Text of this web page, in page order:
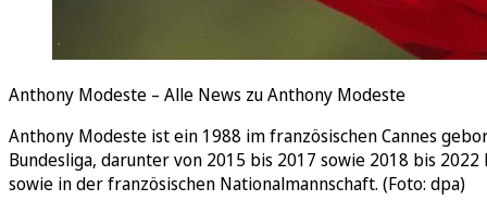
Anthony Modeste – Alle News zu Anthony Modeste
Anthony Modeste ist ein 1988 im französischen Cannes
Bundesliga, darunter von 2015 bis 2017 sowie 2018 bis
sowie in der französischen Nationalmannschaft. (Foto: dpa)